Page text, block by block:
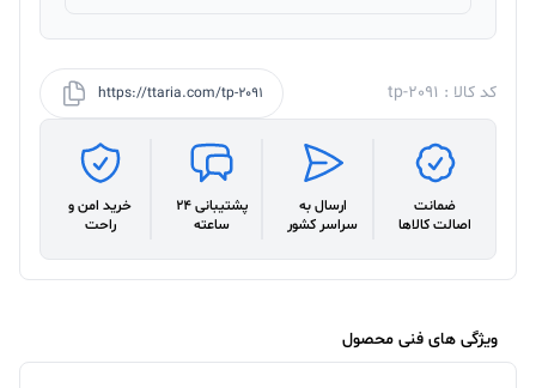
کد کالا : tp-2091 https://ttaria.com/tp-2091
ضمانت
اصالت کالاها
ارسال به
سراسر کشور
پشتیبانی 24
ساعته
خرید امن و
راحت
ویژگی های فنی محصول